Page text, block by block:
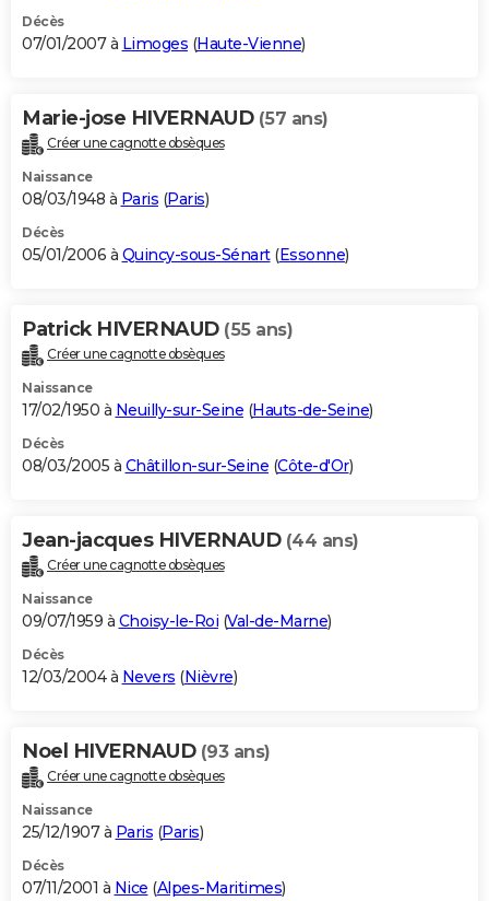
Décès
07/01/2007 à Limoges (Haute-Vienne)
Marie-jose HIVERNAUD (57 ans)
Créer une cagnotte obsèques
Naissance
08/03/1948 à Paris (Paris)
Décès
05/01/2006 à Quincy-sous-Sénart(Essonne)
Patrick HIVERNAUD (55 ans)
Créer une cagnotte obsèques
Naissance
17/02/1950 à Neuilly-sur-Seine (Hauts-de-Seine)
Décès
08/03/2005 à Châtillon-sur-Seine (Côte-d'Or)
Jean-jacques HIVERNAUD (44 ans)
Créer une cagnotte obsèques
Naissance
09/07/1959 à Choisy-le-Roi (Val-de-Marne)
Décès
12/03/2004 à Nevers (Nièvre)
Noel HIVERNAUD (93 ans)
Créer une cagnotte obsèques
Naissance
25/12/1907 à Paris (Paris)
Décès
07/11/2001 à Nice (Alpes-Maritimes)